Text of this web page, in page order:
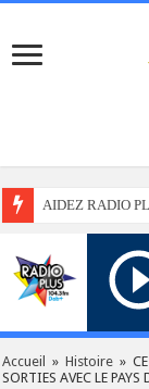
AIDEZ RADIO
Accueil » Histoire »
SORTIES AVEC LE PAYS